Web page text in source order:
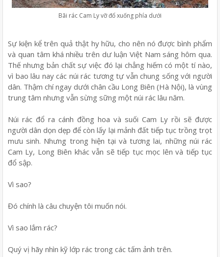
Bãi rác Cam Ly vỡ đổ xuống phía dưới
Sự kiện kể trên quả thật hy hữu, cho nên nó được bình phẩm
và quan tâm khá nhiều trên dư luận Việt Nam sáng hôm qua.
Thế nhưng bản chất sự việc đó lại chẳng hiếm có một tí nào,
vì bao lâu nay các núi rác tương tự vẫn chung sống với người
dân. Thậm chí ngay dưới chân cầu Long Biên (Hà Nội), là vùng
trung tâm nhưng vẫn sừng sững một núi rác lâu năm.
Núi rác đổ ra cánh đồng hoa và suối Cam Ly rồi sẽ được
người dân dọn dẹp để còn lấy lại mảnh đất tiếp tục trồng trọt
mưu sinh. Nhưng trong hiện tại và tương lai, những núi rác
Cam Ly, Long Biên khác vẫn sẽ tiếp tục mọc lên và tiếp tục
đổ sập.
Vì sao?
Đó chính là câu chuyện tôi muốn nói.
Vì sao lắm rác?
Quý vị hãy nhìn kỹ lớp rác trong các tấm ảnh trên.